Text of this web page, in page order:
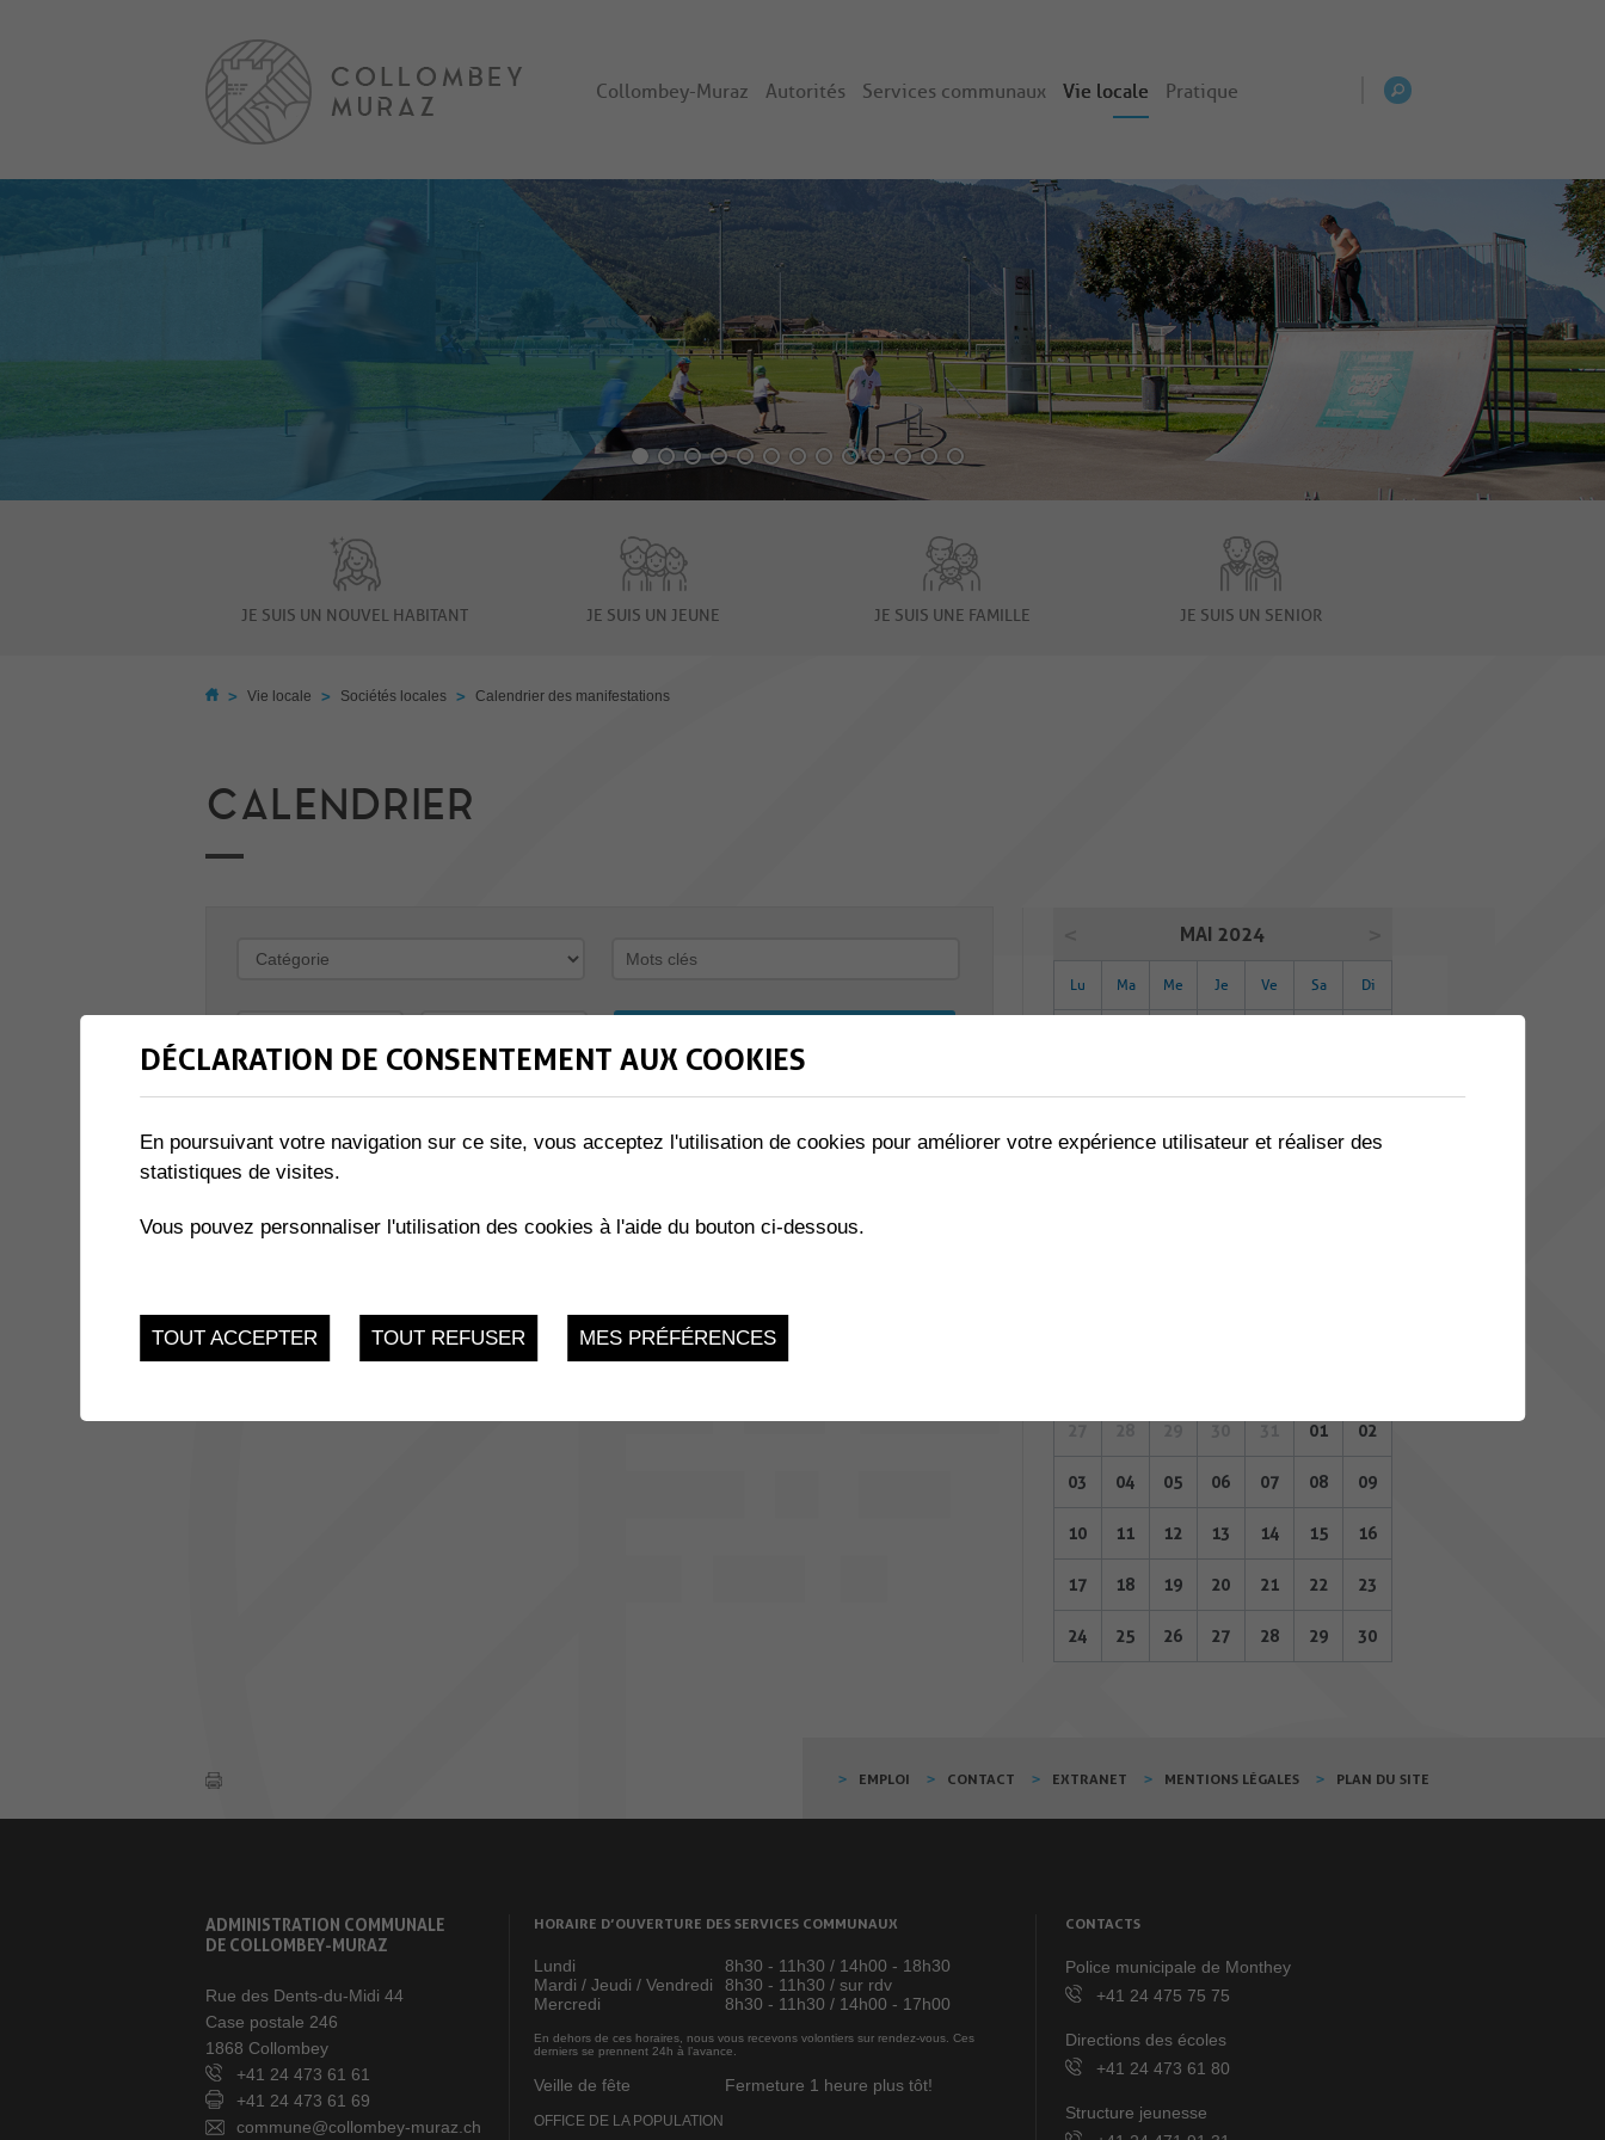
Collombey-Muraz Autorités Services communaux Vie locale Pratique
JE SUIS UN NOUVEL HABITANT JE SUIS UN JEUNE JE SUIS UNE FAMILLE JE SUIS UN SENIOR
> Vie locale > Sociétés locales > Calendrier des manifestations
CALENDRIER
16
JUI.
SORTIE DES AÎNÉS
Vendredi 16 Juin 2023
MAI 2024
Lu Ma Me Je Ve Sa Di
13 14 15 16 17 18 19
01 02
03 04 05 06 07 08 09
10 11 12 13 14 15 16
17 18 19 20 21 22 23
24 25 26 27 28 29 30
EMPLOI CONTACT EXTRANET MENTIONS LÉGALES PLAN DU SITE
ADMINISTRATION COMMUNALE
DE COLLOMBEY-MURAZ
Rue des Dents-du-Midi 44
Case postale 246
1868 Collombey
+41 24 473 61 61
+41 24 473 61 69
commune@collombey-muraz.ch
HORAIRE D’OUVERTURE DES SERVICES COMMUNAUX
Lundi
8h30 - 11h30 / 14h00 - 18h30
Mardi / Jeudi / Vendredi
8h30 - 11h30 / sur rdv
Mercredi
8h30 - 11h30 / 14h00 - 17h00
En dehors de ces horaires, nous vous recevons volontiers sur rendez-vous. Ces
derniers se prennent 24h à l’avance.
Veille de fête Fermeture 1 heure plus tôt!
OFFICE DE LA POPULATION
CONTACTS
Police municipale de Monthey
+41 24 475 75 75
Directions des écoles
+41 24 473 61 80
Structure jeunesse
DÉCLARATION DE CONSENTEMENT AUX COOKIES
En poursuivant votre navigation sur ce site, vous acceptez l'utilisation de cookies pour améliorer votre expérience utilisateur et réaliser des
statistiques de visites.
Vous pouvez personnaliser l'utilisation des cookies à l'aide du bouton ci-dessous.
TOUT ACCEPTER TOUT REFUSER MES PRÉFÉRENCES